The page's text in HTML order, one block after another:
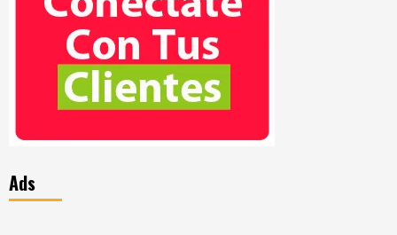
Ads